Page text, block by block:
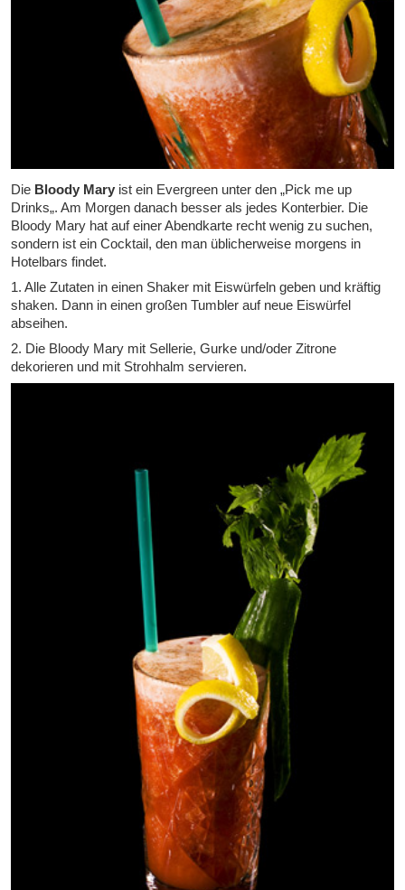
Die Bloody Mary ist ein Evergreen unter den „Pick me up
Drinks„. Am Morgen danach besser als jedes Konterbier. Die
Bloody Mary hat auf einer Abendkarte recht wenig zu suchen,
sondern ist ein Cocktail, den man üblicherweise morgens in
Hotelbars findet.
1. Alle Zutaten in einen Shaker mit Eiswürfeln geben und kräftig
shaken. Dann in einen großen Tumbler auf neue Eiswürfel
abseihen.
2. Die Bloody Mary mit Sellerie, Gurke und/oder Zitrone
dekorieren und mit Strohhalm servieren.